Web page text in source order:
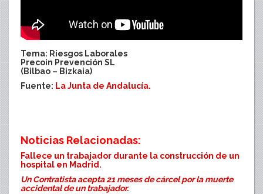
Tema: Riesgos Laborales
Precoin Prevención SL
(Bilbao – Bizkaia)
Fuente: La Junta de Andalucía.
Noticias Relacionadas:
Fallece un trabajador durante la construcción de un
hospital en Madrid.
Un Contratista acepta 21 meses de cárcel por la muerte
accidental de un trabajador.